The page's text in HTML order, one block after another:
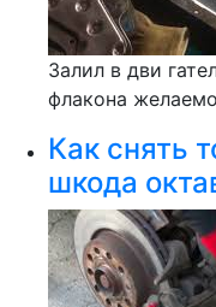
Залил в дви
флакона
Как снять
шкода